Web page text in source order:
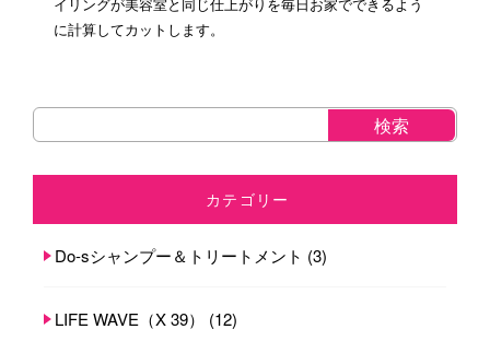
に計算してカットします。
カテゴリー
Do-sシャンプー＆トリートメント (3)
LIFE WAVE（X 39） (12)